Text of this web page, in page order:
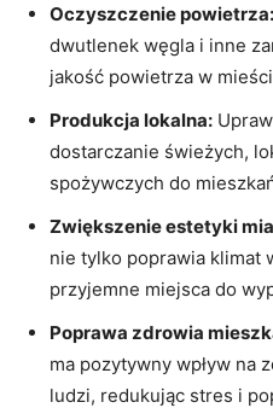
Oczyszczenie ⁢powietrza:
dwutlenek węgla i inne
jakość powietrza w
Produkcja lokalna:
dostarczanie świeżych,
spożywczych ⁢do
Zwiększenie estetyki
nie tylko ‌poprawia klimat​
przyjemne miejsca ⁤do
Poprawa‌ zdrowia
ma pozytywny wpływ na
ludzi, redukując stres i